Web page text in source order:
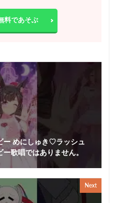
料であそぶ
ー めにしゅき♡ラッシュ
歌唱ではありません。
Next